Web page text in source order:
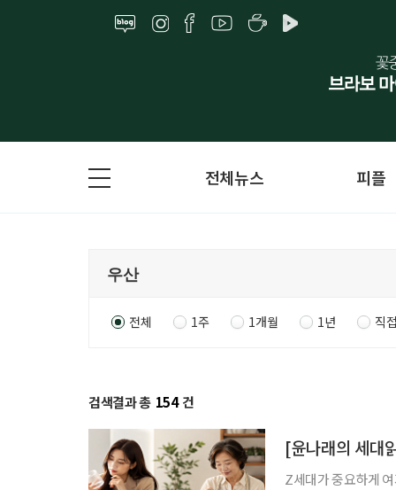
전체뉴스 피플
전체 1주 1개월 1년 직
검색결과 총 154 건
[윤나래의 세대
Z세대가 중요하게